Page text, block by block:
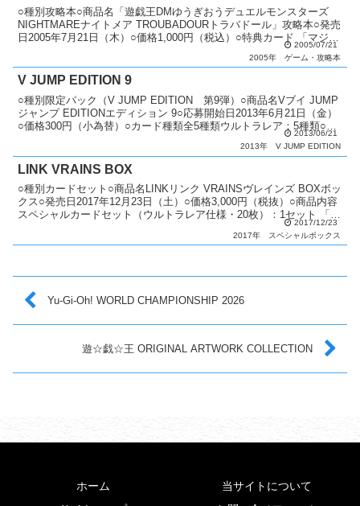
○種別攻略本○商品名「遊戯王DMゆうぎおうデュエルモンスターズ
NIGHTMAREナイトメア TROUBADOURトラバドール」攻略本○発売
日2005年7月21日（木）○価格1,000円（税込）○特典カード 「マジシ
2005/07/21
2005年
ゲーム・攻略本
V JUMP EDITION 9
○種別限定パック（V JUMP EDITION 第9弾）○商品名Vブイ JUMP
ジャンプ EDITIONエディション 9○応募開始日2013年6月21日（金）
○価格300円（小為替）○カード種類全5種類ウルトラレア：5種類○商
2013/06/21
2013年
V JUMP EDITION
LINK VRAINS BOX
○種別カードセット○商品名LINKリンク VRAINSヴレインズ BOXボッ
クス○発売日2017年12月23日（土）○価格3,000円（税抜）○商品内容
スペシャルカードセット（ウルトラレア仕様・20枚）：1セット 「フ
2017/12/23
2017年
スペシャルボックス
Yu-Gi-Oh! WORLD CHAMPIONSHIP 2026
遊☆戯☆王 ORIGINAL ARTWORK COLLECTION
ホーム
当サイトについて